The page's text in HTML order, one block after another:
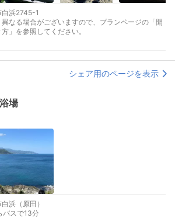
浜2745-1
なる場合がございますので、プランページの「開
」を参照してください。
シェア用のページを表示
場
浜（原田）
バスで13分